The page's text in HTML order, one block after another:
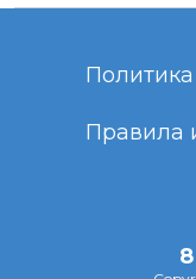
Правила